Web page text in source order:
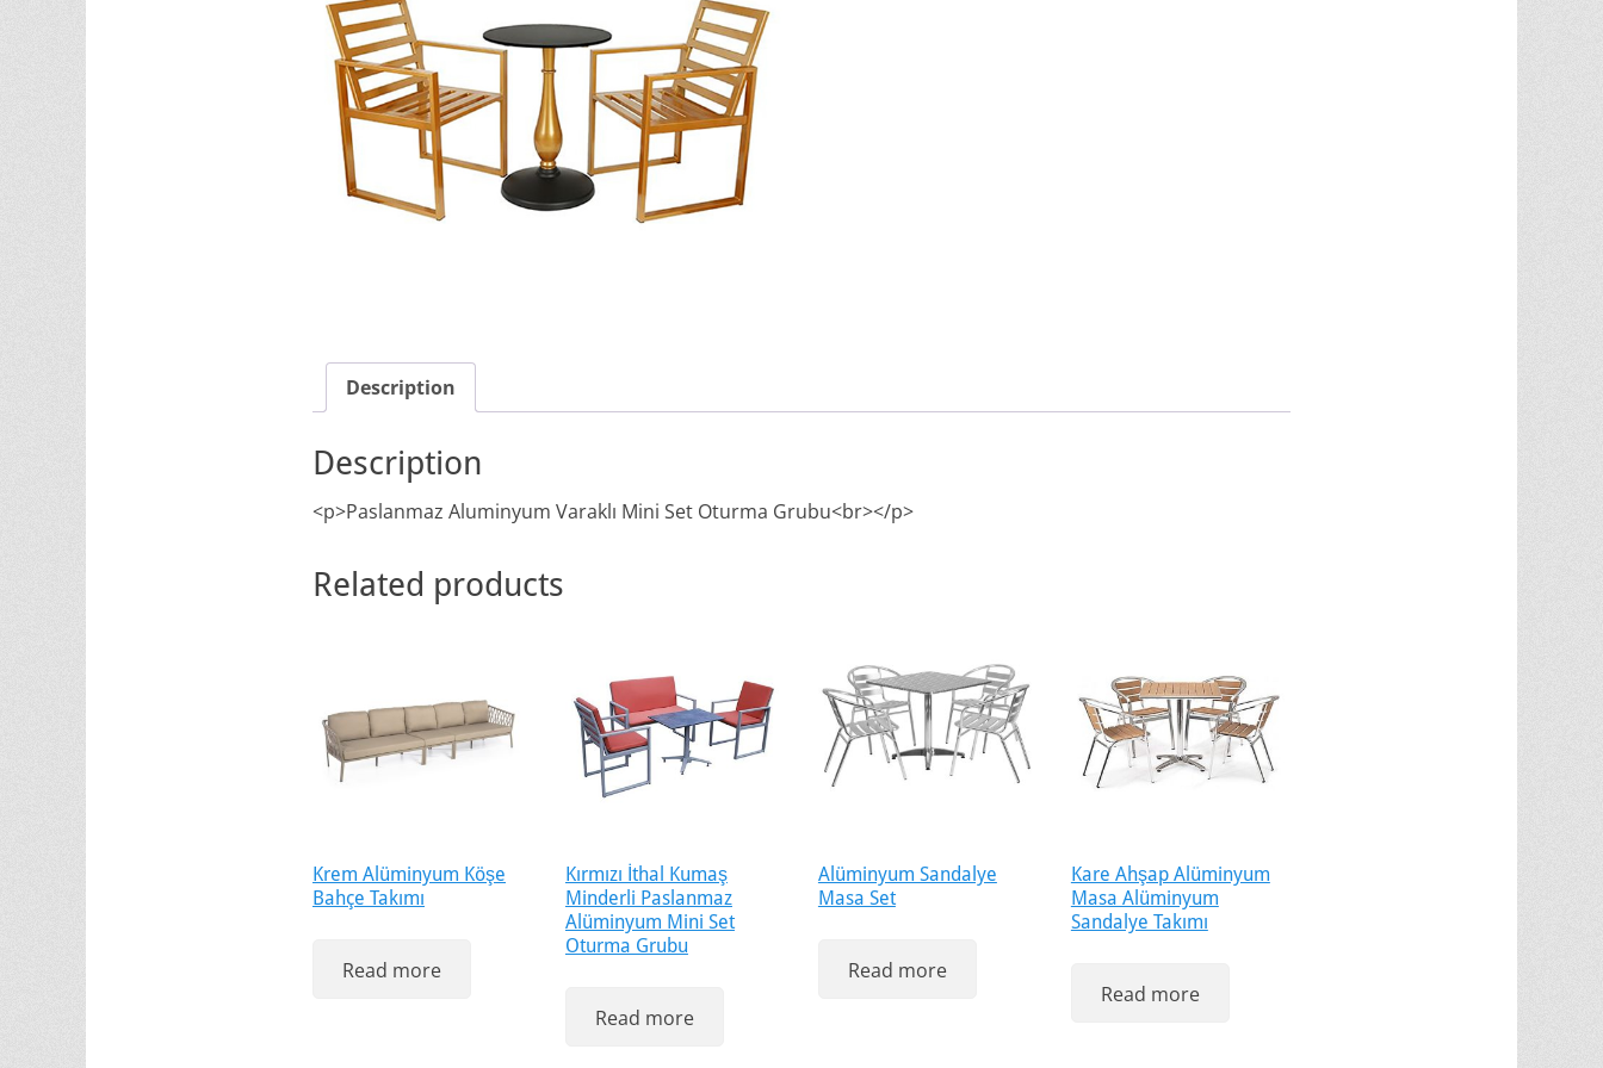
Description
Description
<p>Paslanmaz Aluminyum Varaklı Mini Set Oturma Grubu<br></p>
Related products
Krem Alüminyum Köşe
Bahçe Takımı
Read more
Kırmızı İthal Kumaş
Minderli Paslanmaz
Alüminyum Mini Set
Oturma Grubu
Read more
Alüminyum Sandalye
Masa Set
Read more
Kare Ahşap Alüminyum
Masa Alüminyum
Sandalye Takımı
Read more